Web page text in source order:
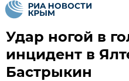
Удар ногой в
инцидент в
Бастрыкин